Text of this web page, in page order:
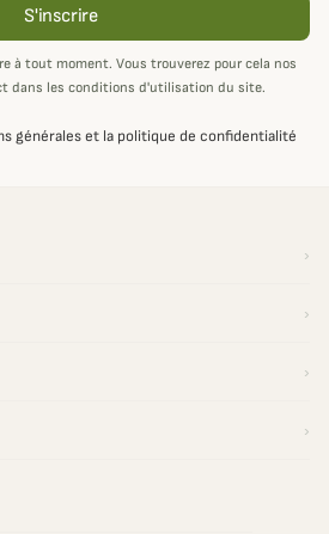
S'inscrire
à tout moment. Vous trouverez pour cela nos
dans les conditions d'utilisation du site.
générales et la politique de confidentialité